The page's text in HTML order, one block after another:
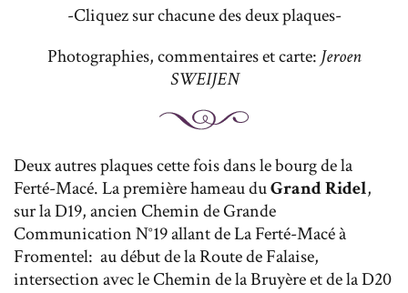
-Cliquez sur chacune des deux plaques-
Photographies, commentaires et carte: Jeroen
SWEIJEN
Deux autres plaques cette fois dans le bourg de la
Ferté-Macé. La première hameau duGrand Ridel,
sur la D19, ancien Chemin de Grande
Communication N°19 allant de La Ferté-Macé à
Fromentel: au début de la Route de Falaise,
intersection avec le Chemin de la Bruyère et de la D20